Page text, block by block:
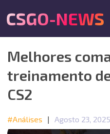
CSGO-NEWS
Melhores
treinamento
CS2
#Análises | Agosto 23, 2025